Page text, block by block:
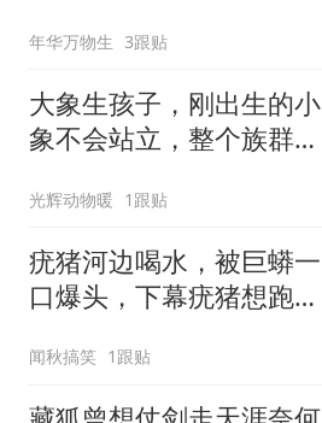
年华万物生 3跟贴
大象生孩子，刚出生的小
象不会站立，整个族群帮
光辉动物暖 1跟贴
疣猪河边喝水，被巨蟒一
口爆头，下幕疣猪想跑也
闻秋搞笑 1跟贴